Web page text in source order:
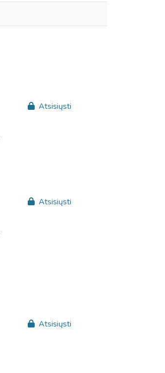
Atsisiųsti
Atsisiųsti
Atsisiųsti